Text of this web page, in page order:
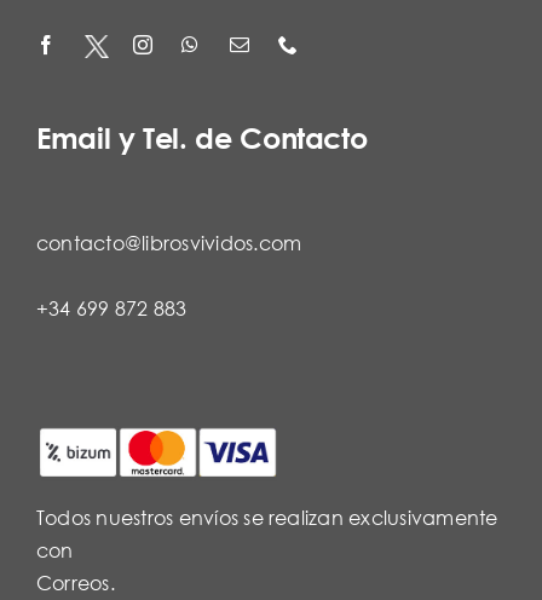
Email y Tel. de Contacto
contacto@librosvividos.com
+34 699 872 883
Todos nuestros envíos se realizan exclusivamente
con
Correos.